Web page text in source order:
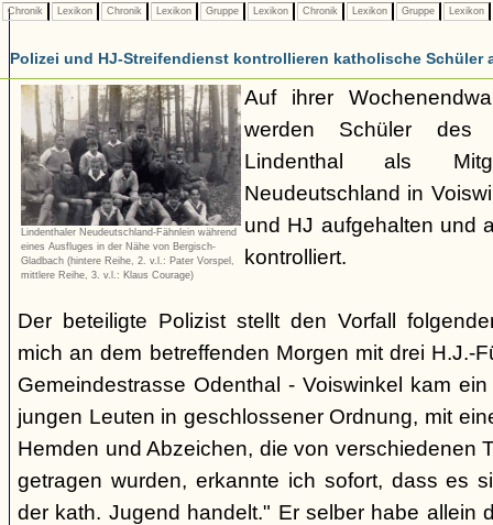
Chronik Lexikon Chronik Lexikon Gruppe Lexikon Chronik Lexikon Gruppe Lexikon
Polizei und HJ-Streifendienst kontrollieren katholische Schüler
Lindenthaler Neudeutschland-Fähnlein während
eines Ausfluges in der Nähe von Bergisch-
Gladbach (hintere Reihe, 2. v.l.: Pater Vorspel,
mittlere Reihe, 3. v.l.: Klaus Courage)
Auf ihrer
werden Schüler des
Lindenthal als
Neudeutschland in
und HJ aufgehalten und
kontrolliert.
Der beteiligte Polizist stellt den Vorfall
mich an dem betreffenden Morgen mit drei H.J.-
Gemeindestrasse Odenthal - Voiswinkel kam
jungen Leuten in geschlossener Ordnung, mit
Hemden und Abzeichen, die von verschiedenen
getragen wurden, erkannte ich sofort, dass es
der kath. Jugend handelt." Er selber habe allein